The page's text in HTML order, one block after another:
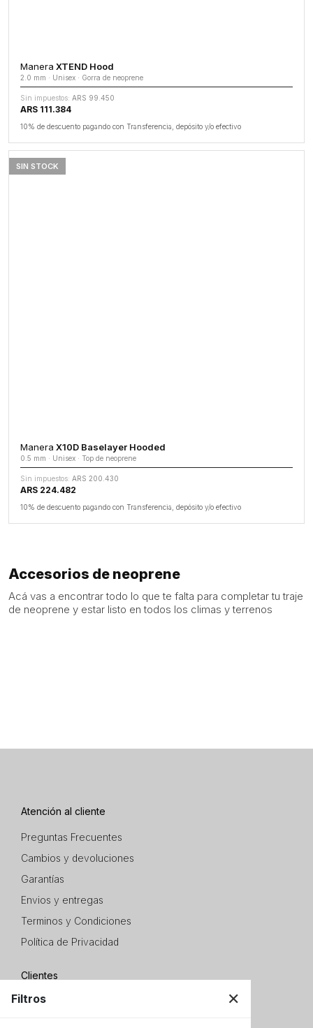
Manera XTEND Hood
2.0 mm · Unisex · Gorra de neoprene
Sin impuestos: ARS 99.450
ARS 111.384
10% de descuento pagando con Transferencia, depósito y/o efectivo
SIN STOCK
Manera X10D Baselayer Hooded
0.5 mm · Unisex · Top de neoprene
Sin impuestos: ARS 200.430
ARS 224.482
10% de descuento pagando con Transferencia, depósito y/o efectivo
Accesorios de neoprene
Acá vas a encontrar todo lo que te falta para completar tu traje
de neoprene y estar listo en todos los climas y terrenos
Filtros ✕
Atención al cliente
Preguntas Frecuentes
Cambios y devoluciones
Garantías
Envios y entregas
Terminos y Condiciones
Política de Privacidad
Clientes
+54 9 11 3649 9557